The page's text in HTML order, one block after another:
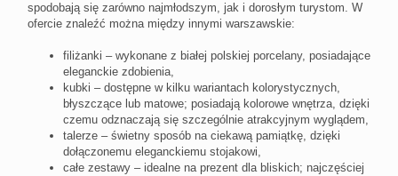
spodobają się zarówno najmłodszym, jak i dorosłym turystom. W
ofercie znaleźć można między innymi warszawskie:
filiżanki – wykonane z białej polskiej porcelany, posiadające
eleganckie zdobienia,
kubki – dostępne w kilku wariantach kolorystycznych,
błyszczące lub matowe; posiadają kolorowe wnętrza, dzięki
czemu odznaczają się szczególnie atrakcyjnym wyglądem,
talerze – świetny sposób na ciekawą pamiątkę, dzięki
dołączonemu eleganckiemu stojakowi,
całe zestawy – idealne na prezent dla bliskich; najczęściej